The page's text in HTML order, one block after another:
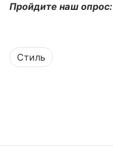
Пройдите наш опрос:
Стиль